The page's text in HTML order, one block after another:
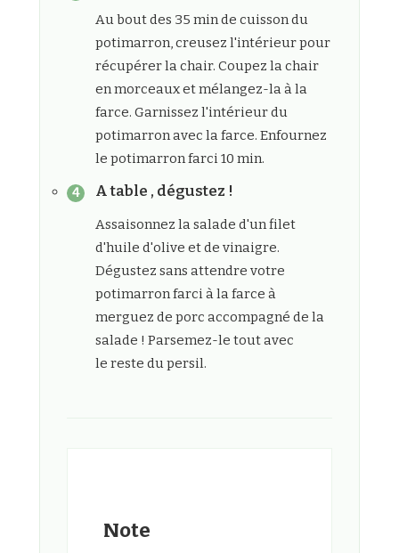
Au bout des 35 min de cuisson du
potimarron, creusez l'intérieur pour
récupérer la chair. Coupez la chair
en morceaux et mélangez-la à la
farce. Garnissez l'intérieur du
potimarron avec la farce. Enfournez
le potimarron farci 10 min.
A table , dégustez !
Assaisonnez la salade d'un filet
d'huile d'olive et de vinaigre.
Dégustez sans attendre votre
potimarron farci à la farce à
merguez de porc accompagné de la
salade ! Parsemez-le tout avec
le reste du persil.
Note